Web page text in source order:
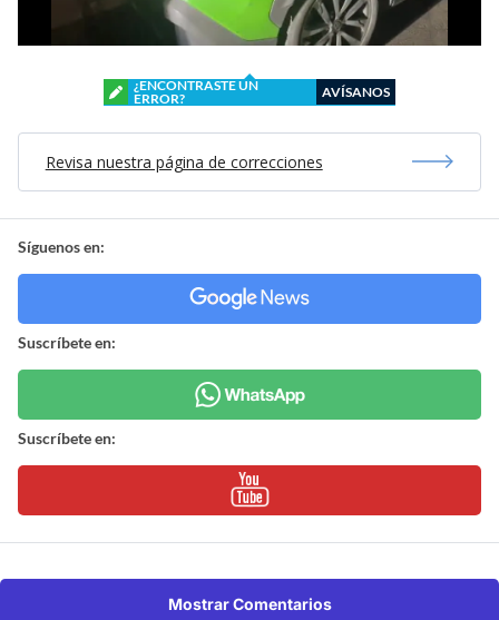
¿ENCONTRASTE UN
ERROR?
AVÍSANOS
Revisa nuestra página de correcciones
Síguenos en:
Suscríbete en:
Suscríbete en:
Mostrar Comentarios